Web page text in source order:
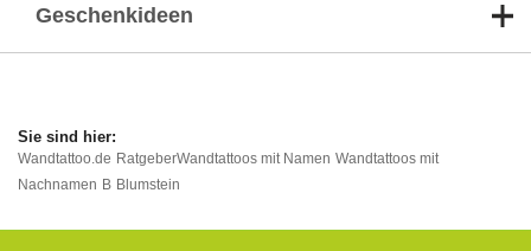
Geschenkideen
Wandtattoo.de RatgeberWandtattoos mit Namen Wandtattoos mit
Nachnamen B Blumstein